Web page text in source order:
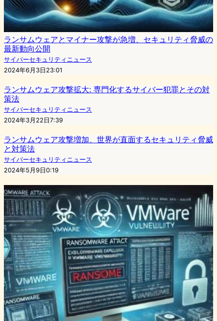
ランサムウェアとマイナー攻撃が急増、セキュリティ脅威の
最新動向公開
サイバーセキュリティニュース
2024年6月3日23:01
ランサムウェア攻撃拡大: 専門化するサイバー犯罪とその対
策法
サイバーセキュリティニュース
2024年3月22日7:39
ランサムウェア攻撃増加、世界が直面するセキュリティ脅威
と対策法
サイバーセキュリティニュース
2024年5月9日0:19